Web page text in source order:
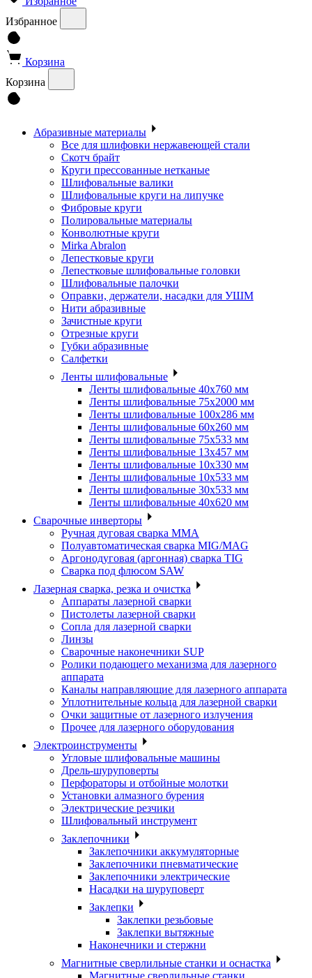
Избранное
Корзина
Корзина
Абразивные материалы
Все для шлифовки нержавеющей стали
Скотч брайт
Круги прессованные нетканые
Шлифовальные валики
Шлифовальные круги на липучке
Фибровые круги
Полировальные материалы
Конволютные круги
Mirka Abralon
Лепестковые круги
Лепестковые шлифовальные головки
Шлифовальные палочки
Оправки, держатели, насадки для УШМ
Нити абразивные
Зачистные круги
Отрезные круги
Губки абразивные
Салфетки
Ленты шлифовальные
Ленты шлифовальные 40х760 мм
Ленты шлифовальные 75х2000 мм
Ленты шлифовальные 100х286 мм
Ленты шлифовальные 60х260 мм
Ленты шлифовальные 75х533 мм
Ленты шлифовальные 13х457 мм
Ленты шлифовальные 10х330 мм
Ленты шлифовальные 10х533 мм
Ленты шлифовальные 30х533 мм
Ленты шлифовальные 40х620 мм
Сварочные инверторы
Ручная дуговая сварка MMA
Полуавтоматическая сварка MIG/MAG
Аргонодуговая (аргонная) сварка TIG
Сварка под флюсом SAW
Лазерная сварка, резка и очистка
Аппараты лазерной сварки
Пистолеты лазерной сварки
Сопла для лазерной сварки
Линзы
Сварочные наконечники SUP
Ролики подающего механизма для лазерного
аппарата
Каналы направляющие для лазерного аппарата
Уплотнительные кольца для лазерной сварки
Очки защитные от лазерного излучения
Прочее для лазерного оборудования
Электроинструменты
Угловые шлифовальные машины
Дрель-шуруповерты
Перфораторы и отбойные молотки
Установки алмазного бурения
Электрические резчики
Шлифовальный инструмент
Заклепочники
Заклепочники аккумуляторные
Заклепочники пневматические
Заклепочники электрические
Насадки на шуруповерт
Заклепки
Заклепки резьбовые
Заклепки вытяжные
Наконечники и стержни
Магнитные сверлильные станки и оснастка
Магнитные сверлильные станки